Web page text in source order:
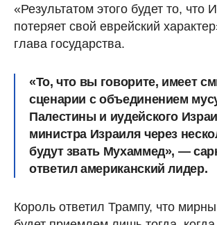
«Результатом этого будет то, что
потеряет свой еврейский
глава государства.
«То, что вы говорите, имеет
сценарии с объединением
Палестины и иудейского
министра Израиля через
будут звать Мухаммед», —
ответил американский лидер.
Король ответил Трампу, что